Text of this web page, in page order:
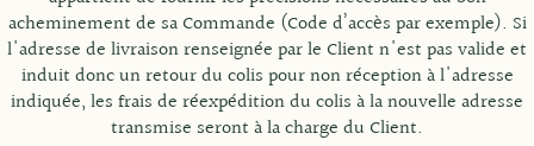
acheminement de sa Commande (Code d’accès par exemple). Si
l'adresse de livraison renseignée par le Client n'est pas valide et
induit donc un retour du colis pour non réception à l'adresse
indiquée, les frais de réexpédition du colis à la nouvelle adresse
transmise seront à la charge du Client.